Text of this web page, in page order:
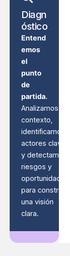
Diagn
óstico
Entend
emos
el
punto
de
partida.
Analizamos el
contexto,
identificamos
actores clave
y detectamos
riesgos y
oportunidades
para construir
una visión
clara.